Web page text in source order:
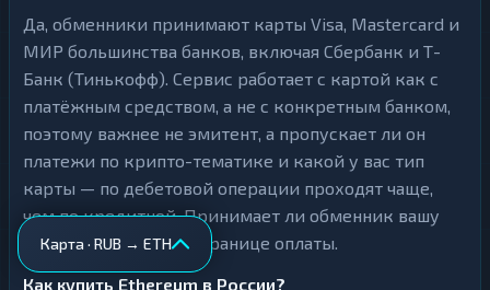
Да, обменники принимают карты Visa, Mastercard и
МИР большинства банков, включая Сбербанк и Т-
Банк (Тинькофф). Сервис работает с картой как с
платёжным средством, а не с конкретным банком,
поэтому важнее не эмитент, а пропускает ли он
платежи по крипто-тематике и какой у вас тип
карты — по дебетовой операции проходят чаще,
чем по кредитной. Принимает ли обменник вашу
карту, видно на его странице оплаты.
Как купить Ethereum в России?
Карта · RUB → ETH